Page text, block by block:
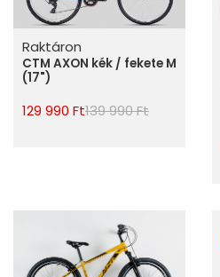
Raktáron
CTM AXON kék / fekete M
(17")
129 990 Ft139 990 Ft